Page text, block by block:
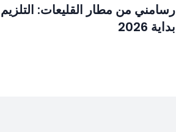
رسامني من مطار القليعات: التلزيم
بداية 2026